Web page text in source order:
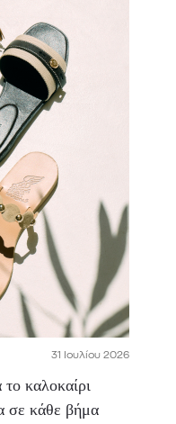
31 Ιουλίου 2026
το καλοκαίρι
σε κάθε βήμα